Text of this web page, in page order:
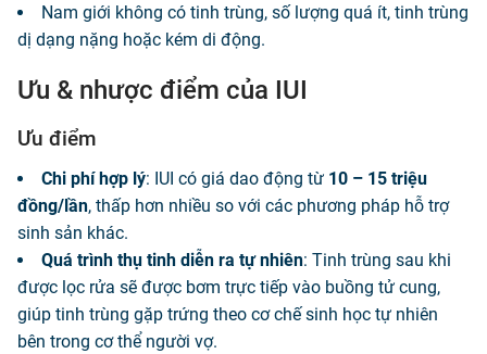
Nam giới không có tinh trùng, số lượng quá ít, tinh trùng
dị dạng nặng hoặc kém di động.
Ưu & nhược điểm của IUI
Ưu điểm
Chi phí hợp lý: IUI có giá dao động từ 10 – 15 triệu
đồng/lần, thấp hơn nhiều so với các phương pháp hỗ trợ
sinh sản khác.
Quá trình thụ tinh diễn ra tự nhiên: Tinh trùng sau khi
được lọc rửa sẽ được bơm trực tiếp vào buồng tử cung,
giúp tinh trùng gặp trứng theo cơ chế sinh học tự nhiên
bên trong cơ thể người vợ.